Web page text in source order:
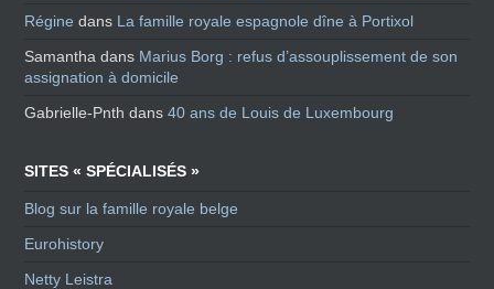
Régine dans La famille royale espagnole dîne à Portixol
Samantha dans Marius Borg : refus d’assouplissement de son
assignation à domicile
Gabrielle-Pnth dans40 ans de Louis de Luxembourg
SITES « SPÉCIALISÉS »
Blog sur la famille royale belge
Eurohistory
Netty Leistra